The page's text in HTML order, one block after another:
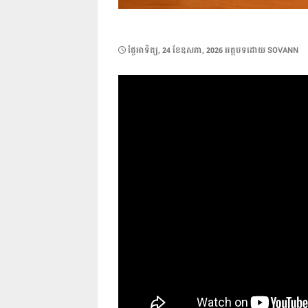
POSTED
ថ្ងៃ​អាទិត្យ, 24 ខែ​ឧសភា, 2026អត្ថបទដោយSOVANN